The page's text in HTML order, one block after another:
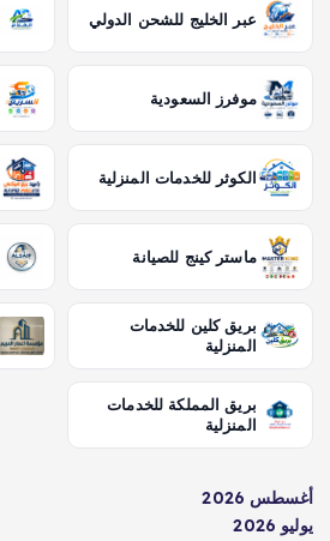
عبر الخليج للشحن الدولي
موفرز السعودية
الكوثر للخدمات المنزلية
ماستر كينج للصيانة
بريق كلين للخدمات
المنزلية
بريق المملكة للخدمات
المنزلية
أغسطس 2026
يوليو 2026